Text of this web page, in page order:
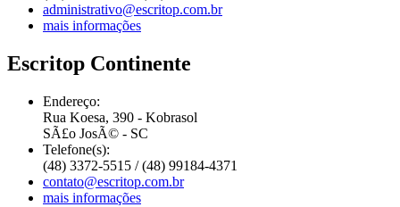
administrativo@escritop.com.br
mais informações
Escritop Continente
Endereço:
Rua Koesa, 390 - Kobrasol
SÃ£o JosÃ© - SC
Telefone(s):
(48) 3372-5515 / (48) 99184-4371
contato@escritop.com.br
mais informações